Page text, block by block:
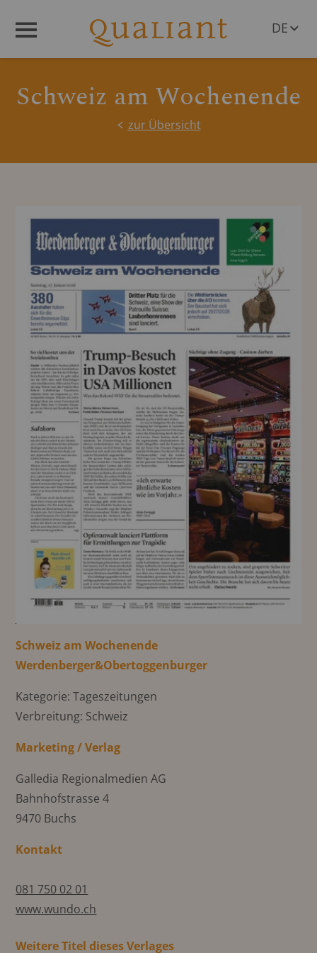
DE
Schweiz am Wochenende
zur Übersicht
Schweiz am Wochenende
Werdenberger&Obertoggenburger
Kategorie: Tageszeitungen
Verbreitung: Schweiz
Marketing / Verlag
Galledia Regionalmedien AG
Bahnhofstrasse 4
9470 Buchs
Kontakt
081 750 02 01
www.wundo.ch
Weitere Titel dieses Verlages